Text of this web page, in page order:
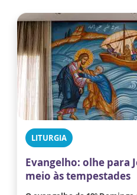
LITURGIA
Evangelho: olhe para
meio às tempestades